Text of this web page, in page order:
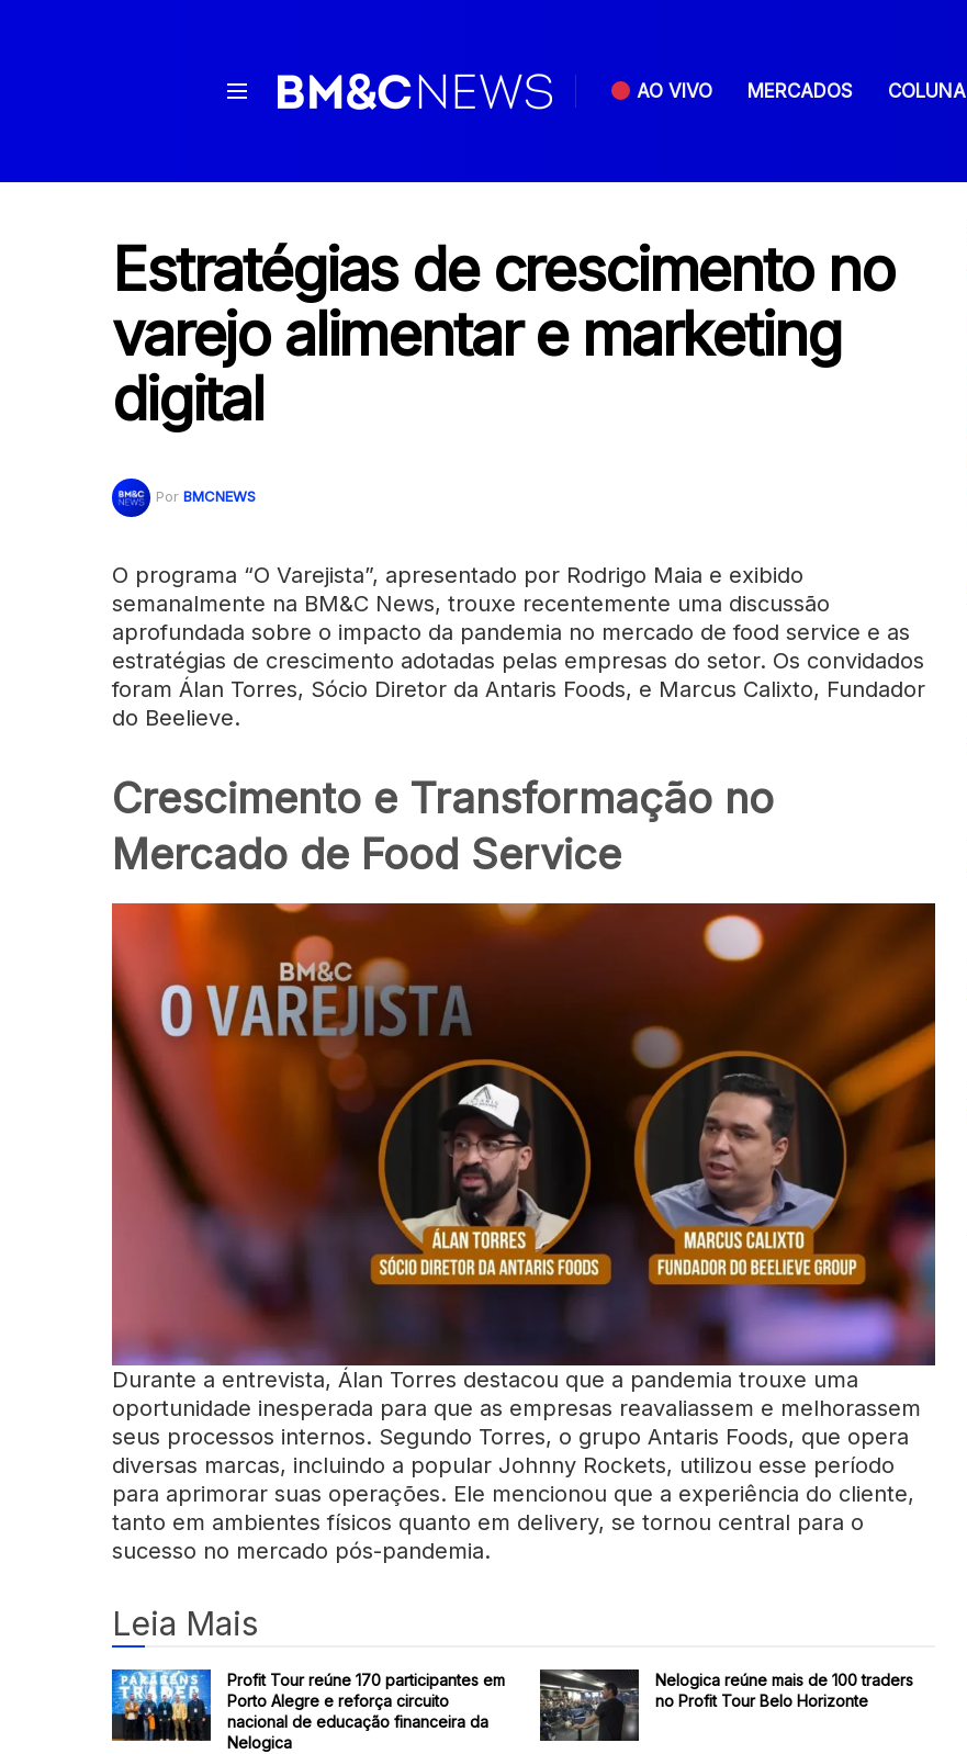
AO VIVO MERCADOS COLUNA
Estratégias de crescimento no
varejo alimentar e marketing
digital
Por BMCNEWS
O programa “O Varejista”, apresentado por Rodrigo Maia e exibido
semanalmente na BM&C News, trouxe recentemente uma discussão
aprofundada sobre o impacto da pandemia no mercado de food service e as
estratégias de crescimento adotadas pelas empresas do setor. Os convidados
foram Álan Torres, Sócio Diretor da Antaris Foods, e Marcus Calixto, Fundador
do Beelieve.
Crescimento e Transformação no
Mercado de Food Service
Durante a entrevista, Álan Torres destacou que a pandemia trouxe uma
oportunidade inesperada para que as empresas reavaliassem e melhorassem
seus processos internos. Segundo Torres, o grupo Antaris Foods, que opera
diversas marcas, incluindo a popular Johnny Rockets, utilizou esse período
para aprimorar suas operações. Ele mencionou que a experiência do cliente,
tanto em ambientes físicos quanto em delivery, se tornou central para o
sucesso no mercado pós-pandemia.
Leia Mais
Profit Tour reúne 170 participantes em
Porto Alegre e reforça circuito
nacional de educação financeira da
Nelogica
Nelogica reúne mais de 100 traders
no Profit Tour Belo Horizonte